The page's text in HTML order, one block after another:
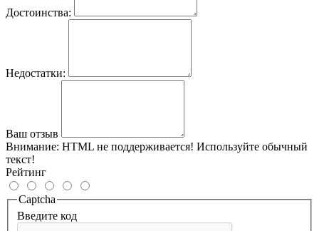
Достоинства:
Недостатки:
Ваш отзыв
Внимание: HTML не поддерживается! Используйте обычный
текст!
Рейтинг
Captcha
Введите код